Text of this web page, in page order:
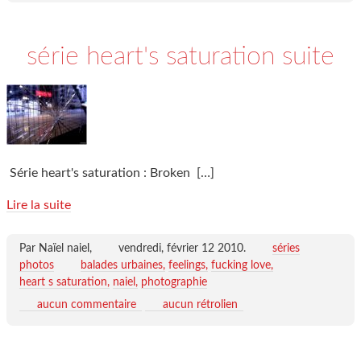
série heart's saturation suite
Série heart's saturation : Broken […]
Lire la suite
Par Naïel naiel, vendredi, février 12 2010.
séries
photos
balades urbaines feelings fucking love
heart s saturation
naiel
photographie
aucun commentaire
aucun rétrolien